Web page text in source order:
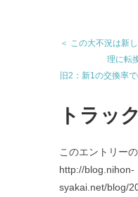
＜ この大不況は新
理に転
旧2：新1の交換率
トラッ
このエントリー
http://blog.nihon-
syakai.net/blog/